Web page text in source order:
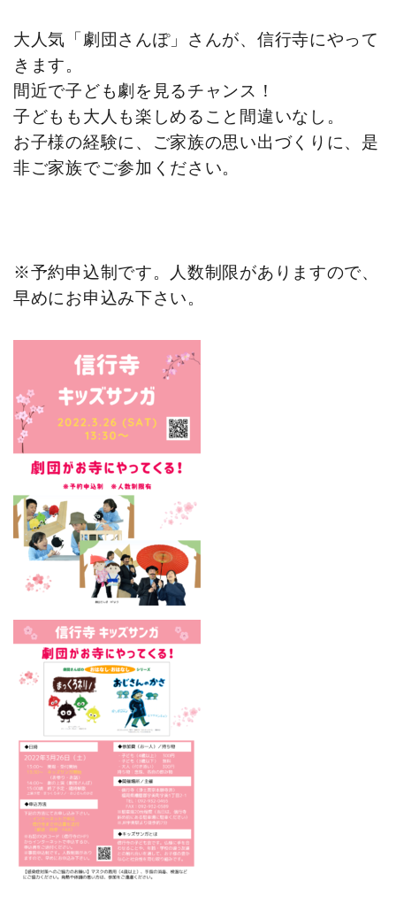
大人気「劇団さんぽ」さんが、信行寺にやって
きます。
間近で子ども劇を見るチャンス！
子どもも大人も楽しめること間違いなし。
お子様の経験に、ご家族の思い出づくりに、是
非ご家族でご参加ください。
※予約申込制です。人数制限がありますので、
早めにお申込み下さい。